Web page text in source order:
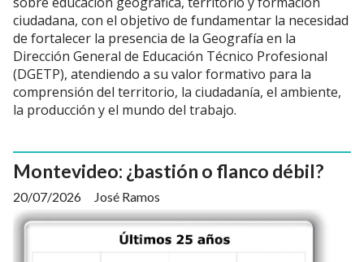
ciudadana, con el objetivo de fundamentar la necesidad
de fortalecer la presencia de la Geografía en la
Dirección General de Educación Técnico Profesional
(DGETP), atendiendo a su valor formativo para la
comprensión del territorio, la ciudadanía, el ambiente,
la producción y el mundo del trabajo.
Montevideo: ¿bastión o flanco débil?
José Ramos
20/07/2026